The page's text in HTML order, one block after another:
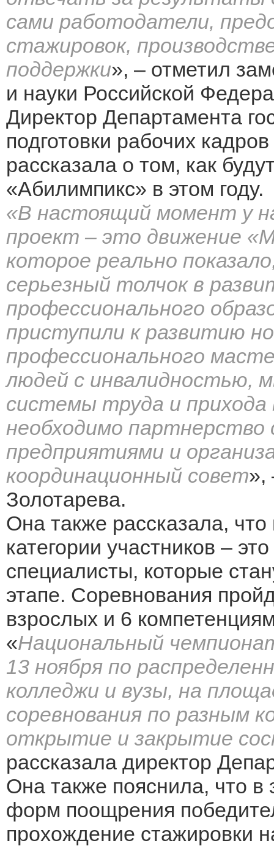
сами работодатели,
стажировок,
поддержки», – отметил
и науки Российской
Директор Департамента
подготовки рабочих
рассказала о том, как
«Абилимпикс» в этом году.
«В настоящий момент у
проект – это движение
которое реально
серьезный толчок в
профессионального
приступили к развитию
профессионального
людей с инвалидностью,
системы труда и прихода
необходимо
предприятиями и
координационный совет»,
Золотарева.
Она также рассказала,
категории участников –
специалисты, которые
этапе. Соревнования
взрослых и 6
«Национальный
13 ноября по
колледжи и вузы, на
соревнования по разным
открытие и закрытие
рассказала директор
Она также пояснила, что в
форм поощрения
прохождение стажировки